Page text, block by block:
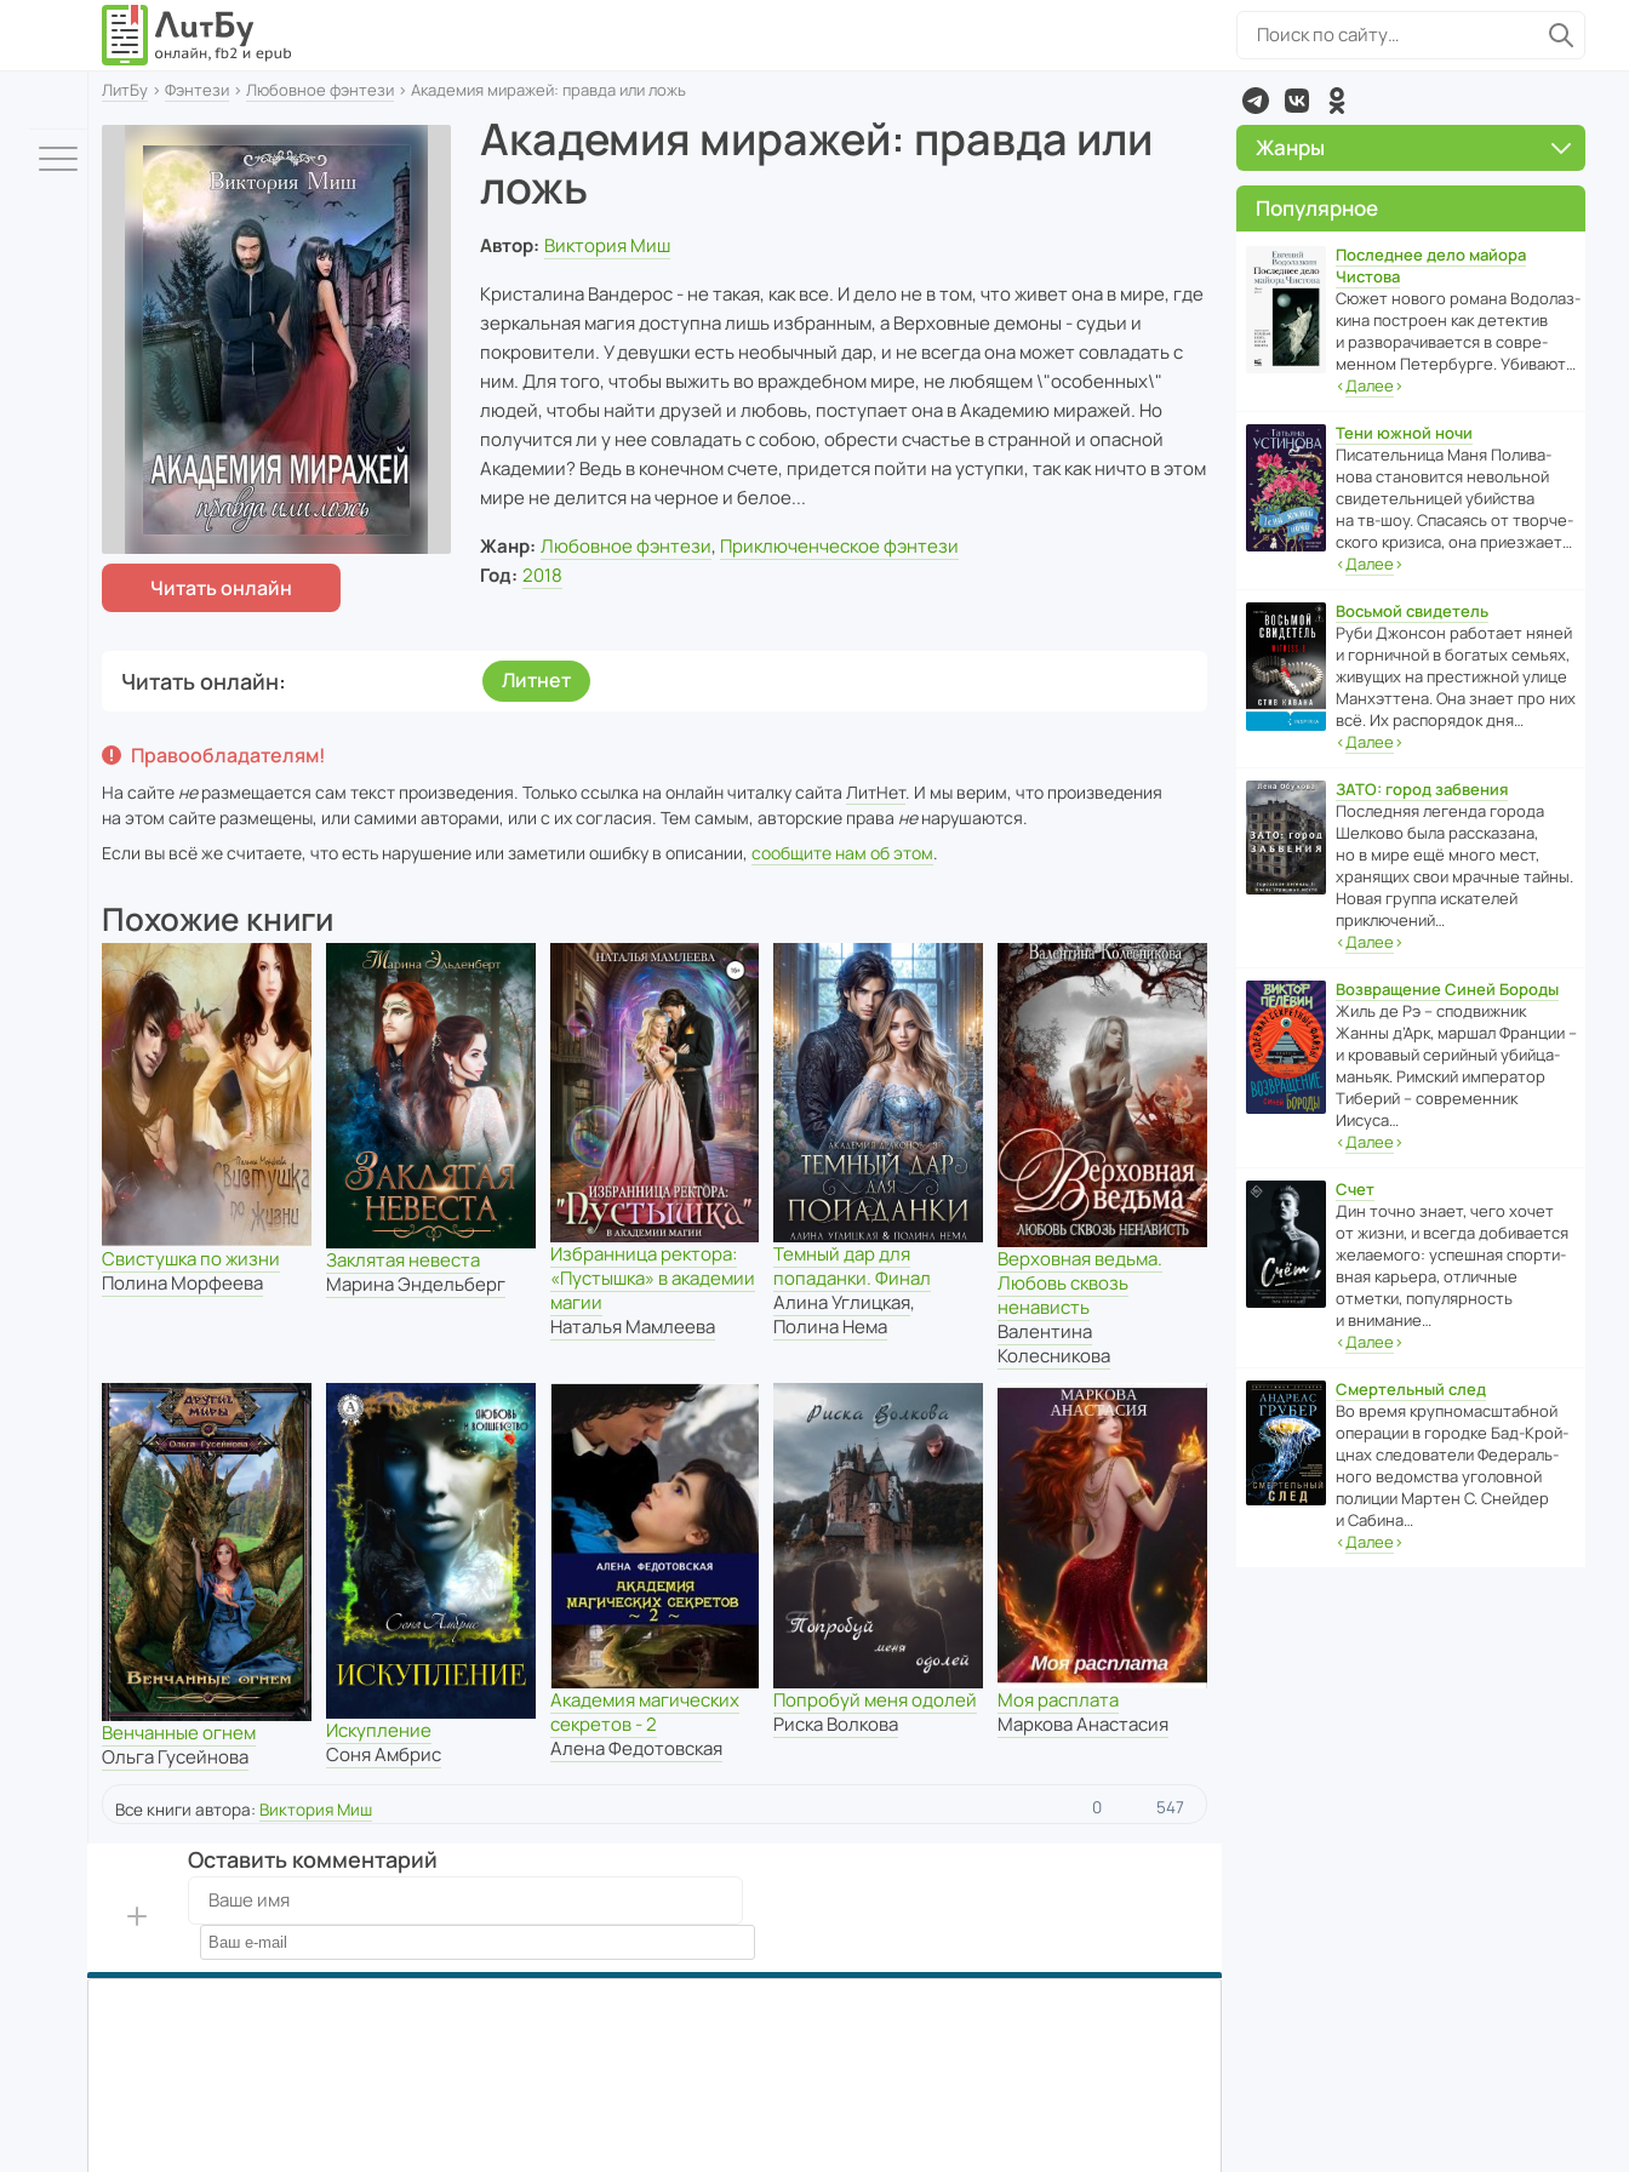
ЛитБу › Фэнтези › Любовное фэнтези › Академия миражей: правда или ложь
Академия миражей: правда или
ложь
Автор: Виктория Миш
Кристалина Вандерос - не такая, как все. И дело не в том, что живет она в мире, где
зеркальная магия доступна лишь избранным, а Верховные демоны - судьи и
покровители. У девушки есть необычный дар, и не всегда она может совладать с
ним. Для того, чтобы выжить во враждебном мире, не любящем \"особенных\"
людей, чтобы найти друзей и любовь, поступает она в Академию миражей. Но
получится ли у нее совладать с собою, обрести счастье в странной и опасной
Академии? Ведь в конечном счете, придется пойти на уступки, так как ничто в этом
мире не делится на черное и белое...
Жанр: Любовное фэнтези, Приключенческое фэнтези
Год: 2018
Читать онлайн Литнет
Правообладателям!
На сайте неразмещается сам текст произведения. Только ссылка на онлайн читалку сайта ЛитНет. И мы верим, что произведения
на этом сайте размещены, или самими авторами, или с их согласия. Тем самым, авторские права ненарушаются.
Если вы всё же считаете, что есть нарушение или заметили ошибку в описании, сообщите нам об этом.
Похожие книги
Свистушка по жизни
Полина Морфеева
Заклятая невеста
Марина Эндельберг
Избранница ректора:
«Пустышка» в академии
магии
Наталья Мамлеева
Темный дар для
попаданки. Финал
Алина Углицкая,
Полина Нема
Верховная ведьма.
Любовь сквозь
ненависть
Валентина
Колесникова
Венчанные огнем
Ольга Гусейнова
Искупление
Соня Амбрис
Академия магических
секретов - 2
Алена Федотовская
Попробуй меня одолей
Риска Волкова
Моя расплата
Маркова Анастасия
Все книги автора: Виктория Миш 0 547
Оставить комментарий
Жанры
Популярное
Последнее дело майора
Чистова
Сюжет нового романа Водо­ла­з­
кина пост­роен как дете­ктив
и разво­ра­чи­ва­ется в совре­
менном Пете­р­бурге. Убивают…
‹Далее›
Тени южной ночи
Писа­тель­ница Маня Поли­ва­
нова стано­вится невольной
свиде­тель­ницей убийства
на тв-шоу. Спасаясь от твор­че­
с­кого кризиса, она приезжает…
‹Далее›
Восьмой свидетель
Руби Джонсон рабо­тает няней
и горни­чной в богатых семьях,
живущих на прес­ти­жной улице
Манх­эт­тена. Она знает про них
всё. Их распо­рядок дня…
‹Далее›
ЗАТО: город забвения
После­дняя легенда города
Шелково была расска­зана,
но в мире ещё много мест,
хранящих свои мрачные тайны.
Новая группа иска­телей
приключений…
‹Далее›
Возвращение Синей Бороды
Жиль де Рэ – спод­ви­жник
Жанны д’Арк, маршал Франции –
и кровавый серийный убийца-
маньяк. Римский импе­ратор
Тиберий – совре­менник
Иисуса…
‹Далее›
Счет
Дин точно знает, чего хочет
от жизни, и всегда доби­ва­ется
жела­е­мого: успе­шная спор­ти­
вная карьера, отли­чные
отметки, попу­ля­р­ность
и внимание…
‹Далее›
Смертельный след
Во время круп­но­мас­ш­та­бной
операции в городке Бад‑Крой­
цнах следо­ва­тели Феде­раль­
ного ведомства уголо­вной
полиции Мартен С. Снейдер
и Сабина…
‹Далее›